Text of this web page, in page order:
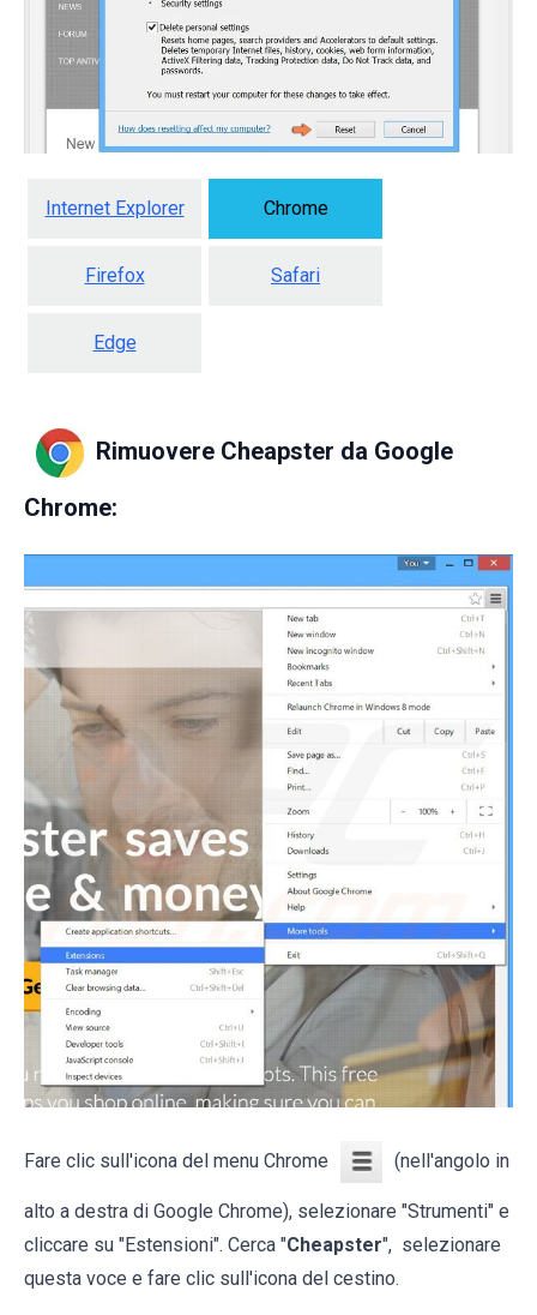
Internet Explorer Chrome
Firefox Safari
Edge
Rimuovere Cheapster da Google
Chrome:
Fare clic sull'icona del menu Chrome (nell'angolo in
alto a destra di Google Chrome), selezionare "Strumenti" e
cliccare su "Estensioni". Cerca "Cheapster", selezionare
questa voce e fare clic sull'icona del cestino.